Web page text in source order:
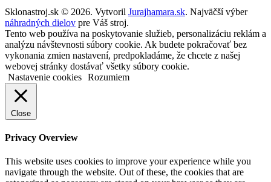
Sklonastroj.sk © 2026. Vytvoril Jurajhamara.sk. Najväčší výber
náhradných dielov pre Váš stroj.
Tento web používa na poskytovanie služieb, personalizáciu reklám a
analýzu návštevnosti súbory cookie. Ak budete pokračovať bez
vykonania zmien nastavení, predpokladáme, že chcete z našej
webovej stránky dostávať všetky súbory cookie.
Nastavenie cookies Rozumiem
Close
Privacy Overview
This website uses cookies to improve your experience while you
navigate through the website. Out of these, the cookies that are